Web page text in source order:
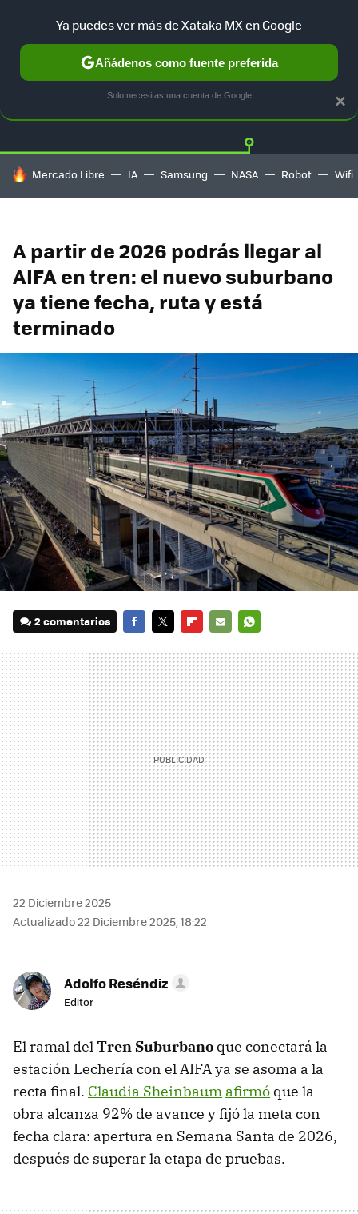
TESLA UBER AUTO ELECTRICO Twitter
HOY SE HABLA DE
Mercado Libre IA Samsung NASA Robot Wifi
A partir de 2026 podrás llegar al
AIFA en tren: el nuevo suburbano
ya tiene fecha, ruta y está
terminado
2 comentarios
MAIL
22 Diciembre 2025
Actualizado 22 Diciembre 2025, 18:22
Adolfo Reséndiz
Editor
El ramal delTren Suburbano que conectará la
estación Lechería con el AIFA ya se asoma a la
recta final. Claudia Sheinbaum afirmó que la
obra alcanza 92% de avance y fijó la meta con
fecha clara: apertura en Semana Santa de 2026,
después de superar la etapa de pruebas.
×
Ya puedes ver más de Xataka MX en Google
Añádenos como fuente preferida
Solo necesitas una cuenta de Google